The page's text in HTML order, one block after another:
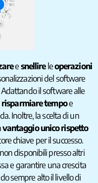
esnellireleoperazioni
del software
il software alle
risparmiaretempoe
Inoltre, la scelta di un
vantaggio unico rispetto
chiave per il successo.
disponibili presso altri
e garantire una crescita
sempre alto il livello di